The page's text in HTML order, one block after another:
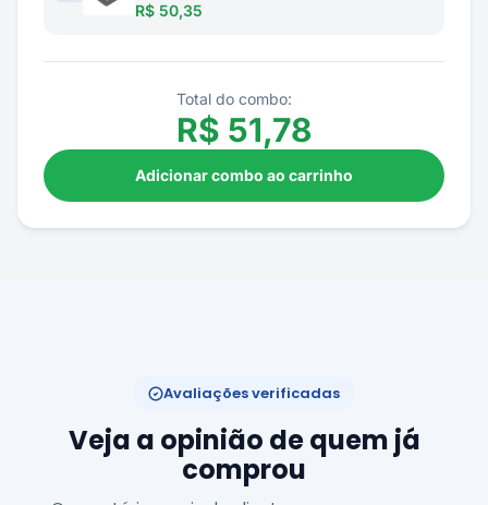
R$ 50,35
Total do combo:
R$ 51,78
Adicionar combo ao carrinho
Avaliações verificadas
Veja a opinião de quem já
comprou